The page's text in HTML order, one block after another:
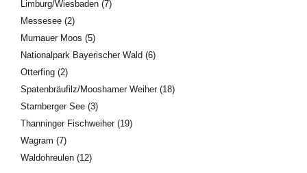
Limburg/Wiesbaden (7)
Messesee (2)
Murnauer Moos (5)
Nationalpark Bayerischer Wald (6)
Otterfing (2)
Spatenbräufilz/Mooshamer Weiher(18)
Starnberger See (3)
Thanninger Fischweiher(19)
Wagram (7)
Waldohreulen (12)